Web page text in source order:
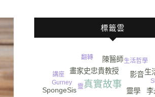
標籤雲
真實故事
畫家史忠貴教授
靈學
SpongeSis 李
影音生
陳醫師
翻轉
講座
生活哲學
Gurney​
靈